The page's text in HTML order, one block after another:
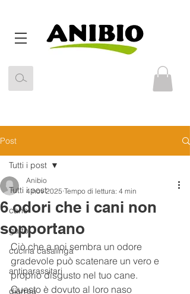
Post
Tutti i post
cane
gatto
cucina casalinga
antiparassitari
diarrea
Tutti i post
6 odori che i cani non
sopportano
Anibio
4 nov 2025 Tempo di lettura: 4 min
Ciò che a noi sembra un odore
gradevole può scatenare un vero e
proprio disgusto nel tuo cane.
Questo è dovuto al loro naso